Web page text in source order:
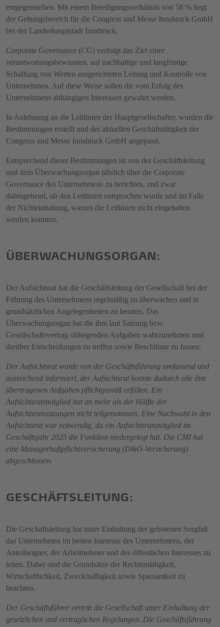
entgegenstehen. Mit einem Beteiligungsverhältnis von 58 % liegt
der Geltungsbereich für die Congress und Messe Innsbruck GmbH
bei der Landeshauptstadt Innsbruck.
Corporate Governance (CG) verfolgt das Ziel einer
verantwortungsbewussten, auf nachhaltige und langfristige
Schaffung von Werten ausgerichteten Leitung und Kontrolle von
Unternehmen. Auf diese Weise sollen die vom Erfolg des
Unternehmens abhängigen Interessen gewahrt werden.
In Anlehnung an die Leitlinien der Hauptgesellschafter, wurden die
Bestimmungen erstellt und der aktuellen Geschäftstätigkeit der
Congress und Messe Innsbruck GmbH angepasst.
Entsprechend dieser Bestimmungen ist von der Geschäftsleitung
und dem Überwachungsorgan jährlich über die Corporate
Governance des Unternehmens zu berichten, und zwar
dahingehend, ob den Leitlinien entsprochen wurde und im Falle
der Nichteinhaltung, warum die Leitlinien nicht eingehalten
werden konnten.
ÜBERWACHUNGSORGAN:
Der Aufsichtsrat hat die Geschäftsleitung der Gesellschaft bei der
Führung des Unternehmens regelmäßig zu überwachen und in
grundsätzlichen Angelegenheiten zu beraten. Das
Überwachungsorgan hat die ihm laut Satzung bzw.
Gesellschaftsvertrag obliegenden Aufgaben wahrzunehmen und
darüber Entscheidungen zu treffen sowie Beschlüsse zu fassen.
Der Aufsichtsrat wurde von der Geschäftsführung umfassend und
ausreichend informiert, der Aufsichtsrat konnte dadurch alle ihm
übertragenen Aufgaben pflichtgemäß erfüllen. Ein
Aufsichtsratsmitglied hat an mehr als der Hälfte der
Aufsichtsratssitzungen nicht teilgenommen. Eine Nachwahl in den
Aufsichtsrat war notwendig, da ein Aufsichtsratsmitglied im
Geschäftsjahr 2025 die Funktion niedergelegt hat. Die CMI hat
eine Managerhaftpflichtversicherung (D&O-Versicherung)
abgeschlossen.
GESCHÄFTSLEITUNG:
Die Geschäftsleitung hat unter Einhaltung der gebotenen Sorgfalt
das Unternehmen im besten Interesse des Unternehmens, der
Anteilseigner, der Arbeitnehmer und des öffentlichen Interesses zu
leiten. Dabei sind die Grundsätze der Rechtsmäßigkeit,
Wirtschaftlichkeit, Zweckmäßigkeit sowie Sparsamkeit zu
beachten.
Der Geschäftsführer vertritt die Gesellschaft unter Einhaltung der
gesetzlichen und vertraglichen Regelungen. Die Geschäftsführung